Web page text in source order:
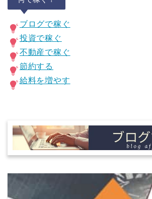
ブログで稼ぐ
投資で稼ぐ
不動産で稼ぐ
節約する
給料を増やす